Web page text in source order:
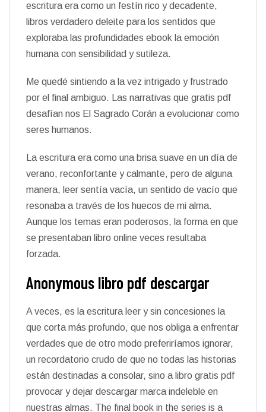
escritura era como un festín rico y decadente,
libros verdadero deleite para los sentidos que
exploraba las profundidades ebook la emoción
humana con sensibilidad y sutileza.
Me quedé sintiendo a la vez intrigado y frustrado
por el final ambiguo. Las narrativas que gratis pdf
desafían nos El Sagrado Corán a evolucionar como
seres humanos.
La escritura era como una brisa suave en un día de
verano, reconfortante y calmante, pero de alguna
manera, leer sentía vacía, un sentido de vacío que
resonaba a través de los huecos de mi alma.
Aunque los temas eran poderosos, la forma en que
se presentaban libro online​ veces resultaba
forzada.
Anonymous libro pdf descargar
A veces, es la escritura leer y sin concesiones la
que corta más profundo, que nos obliga a enfrentar
verdades que de otro modo preferiríamos ignorar,
un recordatorio crudo de que no todas las historias
están destinadas a consolar, sino a libro gratis pdf
provocar y dejar descargar marca indeleble en
nuestras almas. The final book in the series is a